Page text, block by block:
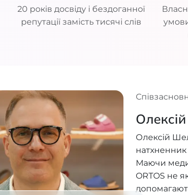
20 років досвіду і бездоганної
репутації замість тисячі слів
Олексій
натхненник
Маючи
ORTOS не